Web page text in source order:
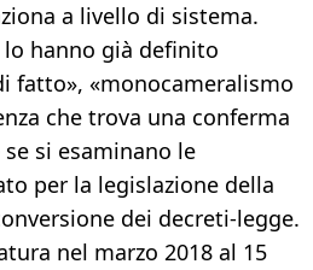
a livello di sistema.
hanno già definito
fatto», «monocameralismo
che trova una conferma
si esaminano le
per la legislazione della
dei decreti-legge.
nel marzo 2018 al 15